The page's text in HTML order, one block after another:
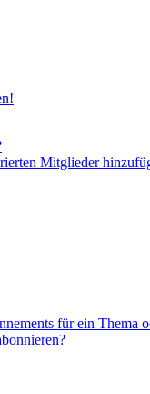
Mitglieder
für ein Thema